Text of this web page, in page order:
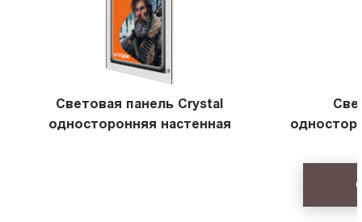
Световая панель Crystal
односторонняя настенная